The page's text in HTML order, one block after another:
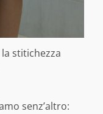
stitichezza
senz’altro: